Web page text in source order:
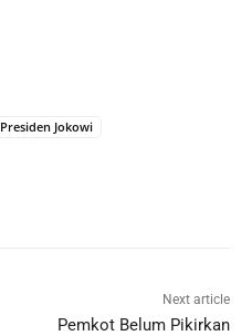
Presiden Jokowi
Next article
Pemkot Belum Pikirkan